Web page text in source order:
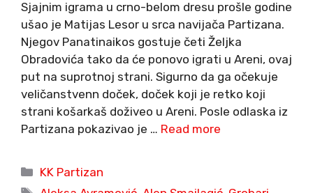
Sjajnim igrama u crno-belom dresu prošle godine
ušao je Matijas Lesor u srca navijača Partizana.
Njegov Panatinaikos gostuje četi Željka
Obradovića tako da će ponovo igrati u Areni, ovaj
put na suprotnoj strani. Sigurno da ga očekuje
veličanstvenn doček, doček koji je retko koji
strani košarkaš doživeo u Areni. Posle odlaska iz
Partizana pokazivao je … Read more
Categories
KK Partizan
Tags